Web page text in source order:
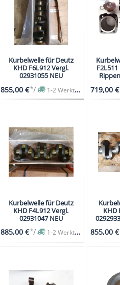
Kurbelwelle für Deutz
KHD F6L912 Vergl.
02931055 NEU
855,00 €*/ 1-2 Werktage 719,00 €
Kurbelwelle für Deutz
KHD F4L912 Vergl.
02931047 NEU
885,00 €*/ 1-2 Werktage
KHD
855,00 €